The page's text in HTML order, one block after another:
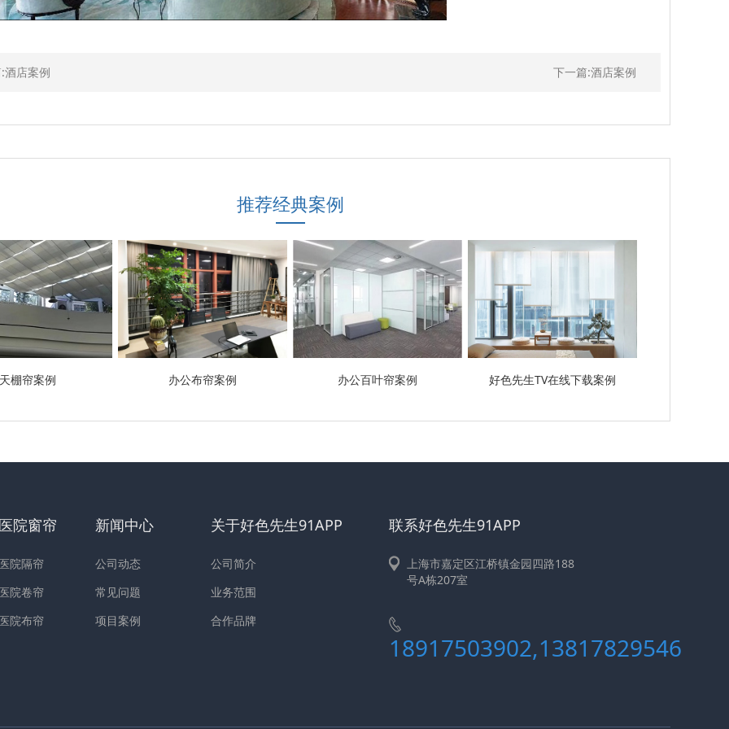
酒店案例 下一篇:酒店案例
推荐经典案例
天棚帘案例 办公布帘案例 办公百叶帘案例 好色先生TV在线下载案例
院窗帘
院隔帘
院卷帘
院布帘
新闻中心
公司动态
常见问题
项目案例
关于好色先生91APP
公司简介
业务范围
合作品牌
联系好色先生91APP
上海市嘉定区江桥镇金园四路188
号A栋207室
18917503902,13817829546